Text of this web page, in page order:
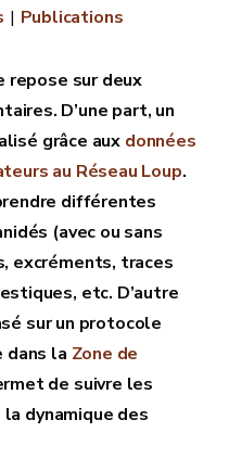
Publications
repose sur deux
D’une part, un
grâce aux données
au Réseau Loup.
différentes
(avec ou sans
excréments, traces
etc. D’autre
sur un protocole
dans la Zone de
de suivre les
dynamique des